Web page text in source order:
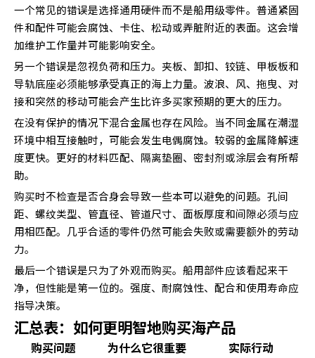
一个常见的错误是选择通用硬件而不是船用级零件。普通紧固
件和配件可能会腐蚀、卡住、松动或弄脏附近的表面。这会增
加维护工作量并可能影响安全。
另一个错误是忽视负荷和压力。夹板、卸扣、铰链、甲板板和
导轨底座必须能够承受真正的海上力量。波浪、风、拖曳、对
接和突然的移动可能会产生比许多买家预期的更大的压力。
在没有保护的情况下混合金属也存在风险。当不同金属在潮湿
环境中相互接触时，可能会发生电偶腐蚀。较弱的金属降解速
度更快。更好的材料匹配、隔离垫圈、密封剂或涂层会有所帮
助。
购买时不检查是否合身会导致一些本可以避免的问题。孔间
距、螺纹类型、管直径、管道尺寸、面板厚度和间隙必须与应
用相匹配。几乎合适的零件仍然可能会失败或需要额外的劳动
力。
最后一个错误是只为了外观而购买。船用部件应该看起来干
净，但性能是第一位的。强度、耐腐蚀性、配合和使用寿命应
指导决策。
汇总表：如何更明智地购买海产品
购买问题 为什么它很重要 实际行动